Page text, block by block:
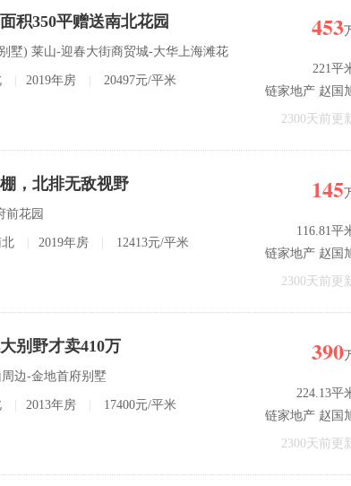
积350平赠送南北花园
墅) 莱山-迎春大街商贸城-大华上海滩花
2019年房 20497元/平米
453
221平
链家地产 赵国
2300天前更
，北排无敌视野
前花园
2019年房 12413元/平米
145
116.81平
链家地产 赵国
2300天前更
别野才卖410万
边-金地首府别墅
2013年房 17400元/平米
390
224.13平
链家地产 赵国
2300天前更